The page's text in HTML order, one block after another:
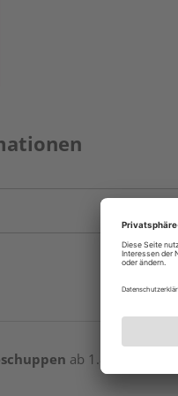
ab 1.849,00 € /